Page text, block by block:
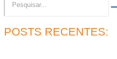
POSTS RECENTES: